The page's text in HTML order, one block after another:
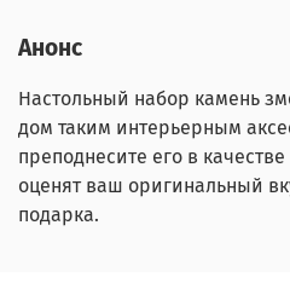
Анонс
Настольный набор камень
дом таким интерьерным
преподнесите его в
оценят ваш оригинальный
подарка.